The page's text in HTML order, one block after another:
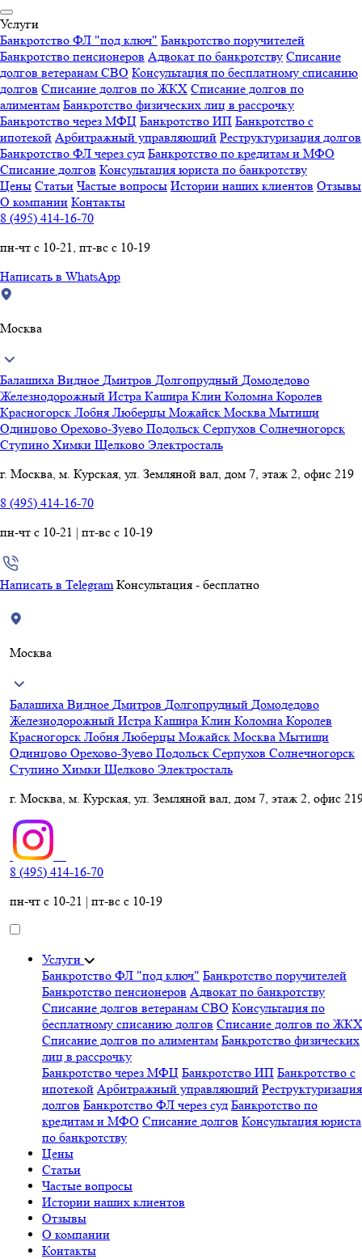
Услуги
Банкротство ФЛ "под ключ" Банкротство поручителей
Банкротство пенсионеров Адвокат по банкротству Списание
долгов ветеранам СВО Консультация по бесплатному списанию
долгов Списание долгов по ЖКХ Списание долгов по
алиментам Банкротство физических лиц в рассрочку
Банкротство через МФЦ Банкротство ИП Банкротство с
ипотекой Арбитражный управляющий Реструктуризация долгов
Банкротство ФЛ через суд Банкротство по кредитам и МФО
Списание долгов Консультация юриста по банкротству
Цены Статьи Частые вопросы Истории наших клиентов Отзывы
О компании Контакты
8 (495) 414-16-70
пн-чт с 10-21, пт-вс с 10-19
Написать в WhatsApp
Москва
Балашиха Видное Дмитров Долгопрудный Домодедово
Железнодорожный Истра Кашира Клин Коломна Королев
Красногорск Лобня Люберцы Можайск Москва Мытищи
Одинцово Орехово-Зуево Подольск Серпухов Солнечногорск
Ступино Химки Щелково Электросталь
г. Москва, м. Курская, ул. Земляной вал, дом 7, этаж 2, офис 219
8 (495) 414-16-70
пн-чт с 10-21 | пт-вс с 10-19
Написать в Telegram Консультация - бесплатно
Москва
Балашиха Видное Дмитров Долгопрудный Домодедово
Железнодорожный Истра Кашира Клин Коломна Королев
Красногорск Лобня Люберцы Можайск Москва Мытищи
Одинцово Орехово-Зуево Подольск Серпухов Солнечногорск
Ступино Химки Щелково Электросталь
г. Москва, м. Курская, ул. Земляной вал, дом 7, этаж 2, офис
8 (495) 414-16-70
пн-чт с 10-21 | пт-вс с 10-19
Услуги
Банкротство ФЛ "под ключ" Банкротство поручителей
Банкротство пенсионеров Адвокат по банкротству
Списание долгов ветеранам СВО Консультация по
бесплатному списанию долгов Списание долгов по ЖКХ
Списание долгов по алиментам Банкротство физических
лиц в рассрочку
Банкротство через МФЦ Банкротство ИП Банкротство с
ипотекой Арбитражный управляющий Реструктуризация
долгов Банкротство ФЛ через суд Банкротство по
кредитам и МФО Списание долгов Консультация юриста
по банкротству
Цены
Статьи
Частые вопросы
Истории наших клиентов
Отзывы
О компании
Контакты